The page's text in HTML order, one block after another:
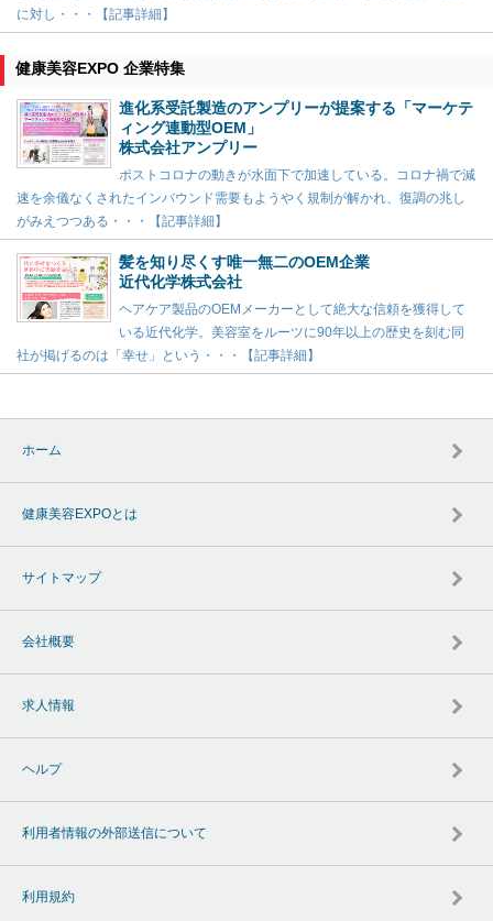
に対し・・・【記事詳細】
健康美容EXPO 企業特集
進化系受託製造のアンプリーが提案する「マーケテ
ィング連動型OEM」
株式会社アンプリー
ポストコロナの動きが水面下で加速している。コロナ禍で減
速を余儀なくされたインバウンド需要もようやく規制が解かれ、復調の兆し
がみえつつある・・・【記事詳細】
髪を知り尽くす唯一無二のOEM企業
近代化学株式会社
ヘアケア製品のOEMメーカーとして絶大な信頼を獲得して
いる近代化学。美容室をルーツに90年以上の歴史を刻む同
社が掲げるのは「幸せ」という・・・【記事詳細】
ホーム
健康美容EXPOとは
サイトマップ
会社概要
求人情報
ヘルプ
利用者情報の外部送信について
利用規約